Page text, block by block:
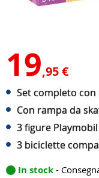
19,95 €
Set completo con
Con rampa da
3 figure
3 biciclette
In stock -